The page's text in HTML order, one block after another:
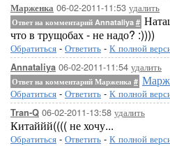
Марженка 06-02-2011-11:53 удалить
Ответ на комментарий Annataliya #
что в трущобах - не надо? :))))
Обратиться - Ответить - К полной
Annataliya 06-02-2011-11:54 удалить
Ответ на комментарий Марженка #
Обратиться - Ответить - К полной
Tran-Q 06-02-2011-13:58 удалить
Китаййй(((( не хочу...
Обратиться - Ответить - К полной